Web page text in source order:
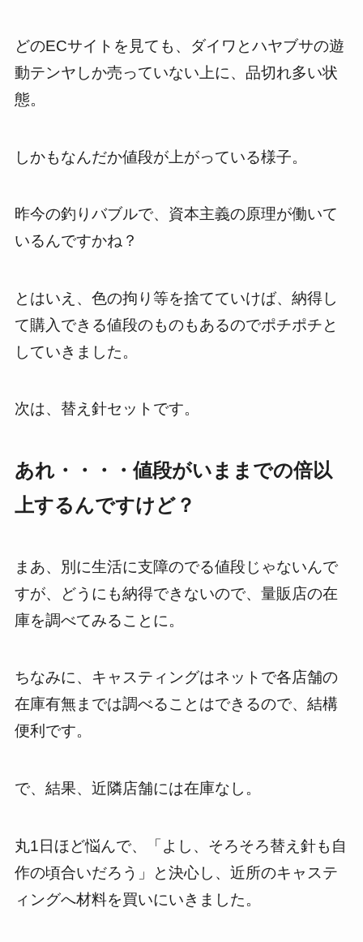
どのECサイトを見ても、ダイワとハヤブサの遊
動テンヤしか売っていない上に、品切れ多い状
態。
しかもなんだか値段が上がっている様子。
昨今の釣りバブルで、資本主義の原理が働いて
いるんですかね？
とはいえ、色の拘り等を捨てていけば、納得し
て購入できる値段のものもあるのでポチポチと
していきました。
次は、替え針セットです。
あれ・・・・値段がいままでの倍以
上するんですけど？
まあ、別に生活に支障のでる値段じゃないんで
すが、どうにも納得できないので、量販店の在
庫を調べてみることに。
ちなみに、キャスティングはネットで各店舗の
在庫有無までは調べることはできるので、結構
便利です。
で、結果、近隣店舗には在庫なし。
丸1日ほど悩んで、「よし、そろそろ替え針も自
作の頃合いだろう」と決心し、近所のキャステ
ィングへ材料を買いにいきました。